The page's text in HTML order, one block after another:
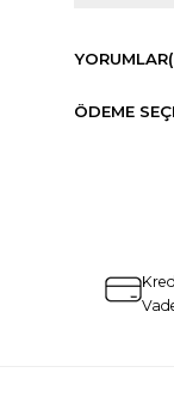
YORUMLAR
ÖDEME